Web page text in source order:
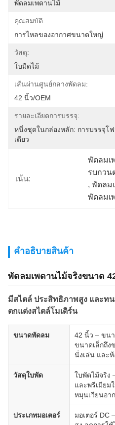
พัดลมเพดานไม้
คุณสมบัติ:
การไหลของอากาศขนาดใหญ่
วัสดุ:
ใบมีดไม้
เส้นผ่านศูนย์กลางพัดลม:
42 นิ้ว/OEM
รายละเอียดการบรรจุ:
หนึ่งชุดในกล่องหลัก: การบรรจุโ
เดียว
เน้น:
พัดลมเ
รบกวน
, พัดลม
พัดลมเ
คําอธิบายสินค้า
พัดลมเพดานไม้จริงขนาด
มีสไตล์ ประสิทธิภาพสูง และท
ตกแต่งสไตล์โมเดิร์น
ขนาดพัดลม
42 นิ้ว – ขน
ขนาดเล็กถึง
นั่งเล่น และ
วัสดุใบพัด
ใบพัดไม้จริง
และพรีเมียม
หมุนเวียนอา
ประเภทมอเตอร์
มอเตอร์ DC